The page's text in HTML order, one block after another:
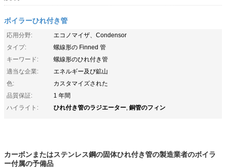
ボイラーひれ付き管
応用分野:
エコノマイザ、Condensor
タイプ:
螺線形の Finned 管
キーワード:
螺線形のひれ付き管
適当な企業:
エネルギー及び鉱山
色:
カスタマイズされた
品質保証:
1 年間
ハイライト:
ひれ付き管のラジエーター, 銅管のフィン
カーボンまたはステンレス鋼の固体ひれ付き管の製造業者のボイラ
ー付属の予備品